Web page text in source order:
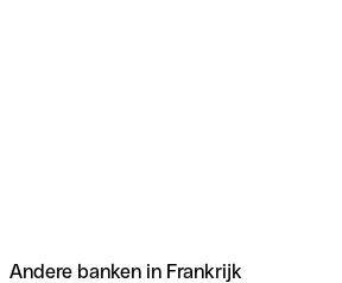
Andere banken in Frankrijk